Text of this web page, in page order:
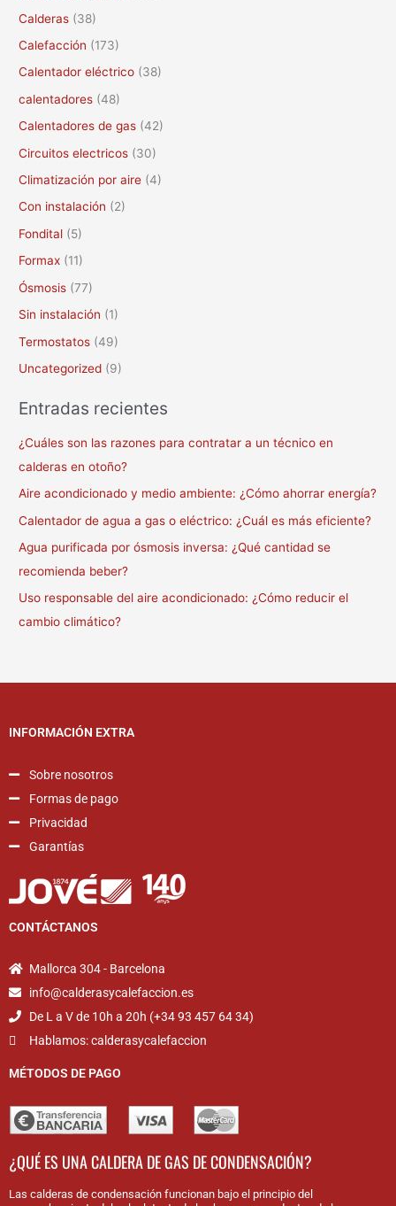
o
r
:
Calderas (38)
Calefacción (173)
Calentador eléctrico (38)
calentadores (48)
Calentadores de gas (42)
Circuitos electricos (30)
Climatización por aire (4)
Con instalación (2)
Fondital (5)
Formax (11)
Ósmosis (77)
Sin instalación (1)
Termostatos (49)
Uncategorized (9)
Entradas recientes
¿Cuáles son las razones para contratar a un técnico en
calderas en otoño?
Aire acondicionado y medio ambiente: ¿Cómo ahorrar energía?
Calentador de agua a gas o eléctrico: ¿Cuál es más eficiente?
Agua purificada por ósmosis inversa: ¿Qué cantidad se
recomienda beber?
Uso responsable del aire acondicionado: ¿Cómo reducir el
cambio climático?
INFORMACIÓN EXTRA
Sobre nosotros
Formas de pago
Privacidad
Garantías
CONTÁCTANOS
Mallorca 304 - Barcelona
info@calderasycalefaccion.es
De L a V de 10h a 20h (+34 93 457 64 34)
Hablamos: calderasycalefaccion
MÉTODOS DE PAGO
¿QUÉ ES UNA CALDERA DE GAS DE CONDENSACIÓN?
Las calderas de condensación funcionan bajo el principio del